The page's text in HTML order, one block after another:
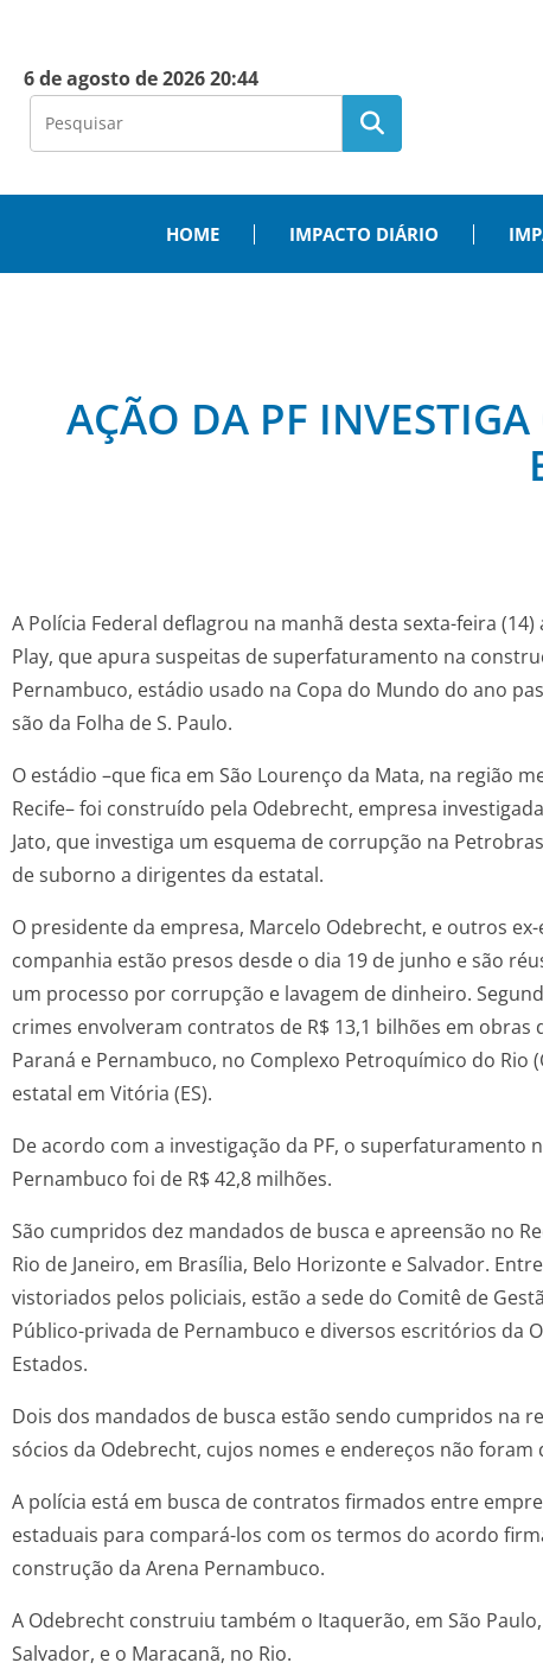
6 de agosto de 2026 20:44
HOME IMPACTO DIÁRIO
AÇÃO DA PF
A Polícia Federal deflagrou na manhã desta sexta-feira (14)
Play, que apura suspeitas de superfaturamento na
Pernambuco, estádio usado na Copa do Mundo do ano
são da Folha de S. Paulo.
O estádio –que fica em São Lourenço da Mata, na região
Recife– foi construído pela Odebrecht, empresa
Jato, que investiga um esquema de corrupção na
de suborno a dirigentes da estatal.
O presidente da empresa, Marcelo Odebrecht, e outros
companhia estão presos desde o dia 19 de junho e são
um processo por corrupção e lavagem de dinheiro.
crimes envolveram contratos de R$ 13,1 bilhões em obras
Paraná e Pernambuco, no Complexo Petroquímico do Rio
estatal em Vitória (ES).
De acordo com a investigação da PF, o superfaturamento
Pernambuco foi de R$ 42,8 milhões.
São cumpridos dez mandados de busca e apreensão no
Rio de Janeiro, em Brasília, Belo Horizonte e Salvador.
vistoriados pelos policiais, estão a sede do Comitê de
Público-privada de Pernambuco e diversos escritórios da
Estados.
Dois dos mandados de busca estão sendo cumpridos na
sócios da Odebrecht, cujos nomes e endereços não foram
A polícia está em busca de contratos firmados entre
estaduais para compará-los com os termos do acordo
construção da Arena Pernambuco.
A Odebrecht construiu também o Itaquerão, em São
Salvador, e o Maracanã, no Rio.